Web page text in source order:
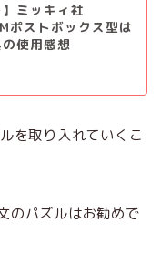
】ミッキィ社
ポストボックス型は
使用感想
を取り入れていくこ
のパズルはお勧めで
ホーム
ての方へ